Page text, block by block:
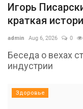
Игорь
краткая
admin Aug 6, 2026 0
Беседа о вехах
индустрии
Здоровье